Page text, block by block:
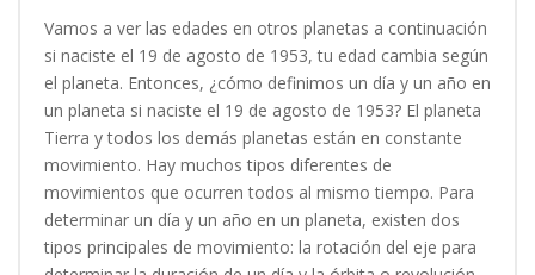
Vamos a ver las edades en otros planetas a continuación
si naciste el 19 de agosto de 1953, tu edad cambia según
el planeta. Entonces, ¿cómo definimos un día y un año en
un planeta si naciste el 19 de agosto de 1953? El planeta
Tierra y todos los demás planetas están en constante
movimiento. Hay muchos tipos diferentes de
movimientos que ocurren todos al mismo tiempo. Para
determinar un día y un año en un planeta, existen dos
tipos principales de movimiento: la rotación del eje para